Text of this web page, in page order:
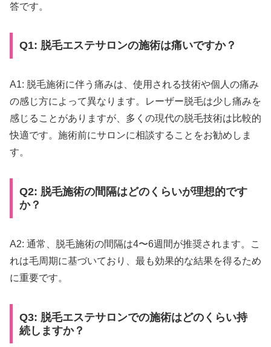
答です。
Q1: 脱毛エステサロンの施術は痛いですか？
A1: 脱毛施術に伴う痛みは、使用される技術や個人の痛み
の感じ方によって異なります。レーザー脱毛は少し痛みを
感じることがありますが、多くの現代の脱毛技術は比較的
快適です。施術前にサロンに相談することをお勧めしま
す。
Q2: 脱毛施術の間隔はどのくらいが理想的です
か？
A2: 通常、脱毛施術の間隔は4〜6週間が推奨されます。こ
れは毛周期に基づいており、最も効果的な結果を得るため
に重要です。
Q3: 脱毛エステサロンでの施術はどのくらい持
続しますか？